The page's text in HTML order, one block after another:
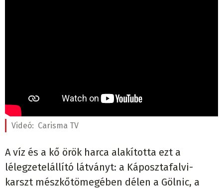
Videó: Carisma TV
A víz és a kő örök harca alakította ezt a
lélegzetelállító látványt: a Káposztafalvi-
karszt mészkőtömegében délen a Gölnic, a